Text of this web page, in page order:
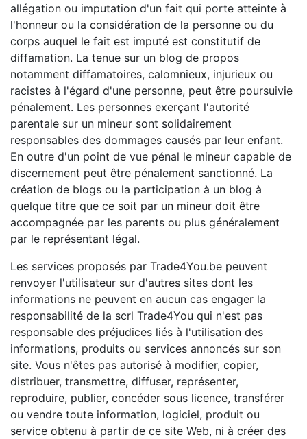
allégation ou imputation d'un fait qui porte atteinte à
l'honneur ou la considération de la personne ou du
corps auquel le fait est imputé est constitutif de
diffamation. La tenue sur un blog de propos
notamment diffamatoires, calomnieux, injurieux ou
racistes à l'égard d'une personne, peut être poursuivie
pénalement. Les personnes exerçant l'autorité
parentale sur un mineur sont solidairement
responsables des dommages causés par leur enfant.
En outre d'un point de vue pénal le mineur capable de
discernement peut être pénalement sanctionné. La
création de blogs ou la participation à un blog à
quelque titre que ce soit par un mineur doit être
accompagnée par les parents ou plus généralement
par le représentant légal.
Les services proposés par Trade4You.be peuvent
renvoyer l'utilisateur sur d'autres sites dont les
informations ne peuvent en aucun cas engager la
responsabilité de la scrl Trade4You qui n'est pas
responsable des préjudices liés à l'utilisation des
informations, produits ou services annoncés sur son
site. Vous n'êtes pas autorisé à modifier, copier,
distribuer, transmettre, diffuser, représenter,
reproduire, publier, concéder sous licence, transférer
ou vendre toute information, logiciel, produit ou
service obtenu à partir de ce site Web, ni à créer des